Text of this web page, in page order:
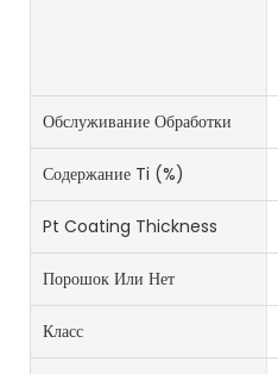
Обслуживание Обработки
Содержание Ti (%)
Pt Coating Thickness
Порошок Или Нет
Класс